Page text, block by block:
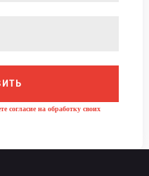
согласие на обработку своих